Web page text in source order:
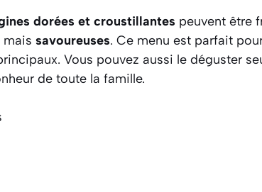
dorées et croustillantes peuvent être
mais savoureuses. Ce menu est parfait
Vous pouvez aussi le déguster
de toute la famille.